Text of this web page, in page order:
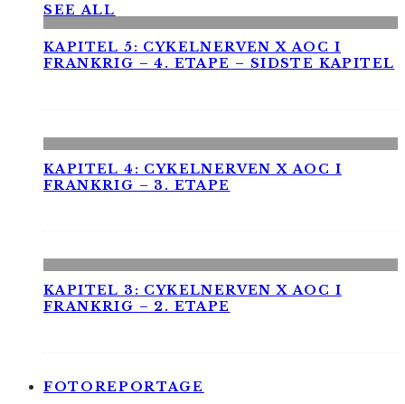
SEE ALL
KAPITEL 5: CYKELNERVEN X AOC I
FRANKRIG – 4. ETAPE – SIDSTE KAPITEL
KAPITEL 4: CYKELNERVEN X AOC I
FRANKRIG – 3. ETAPE
KAPITEL 3: CYKELNERVEN X AOC I
FRANKRIG – 2. ETAPE
FOTOREPORTAGE